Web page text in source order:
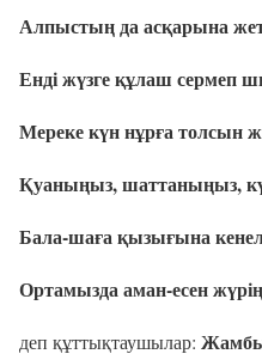
Алпыстың да асқарына
Енді жүзге құлаш сермеп
Мереке күн нұрға толсын
Қуаныңыз, шаттаныңыз,
Бала-шаға қызығына
Ортамызда аман-есен
деп құттықтаушылар: